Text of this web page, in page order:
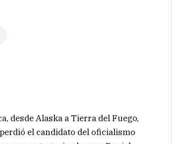
desde Alaska a Tierra del Fuego,
el candidato del oficialismo